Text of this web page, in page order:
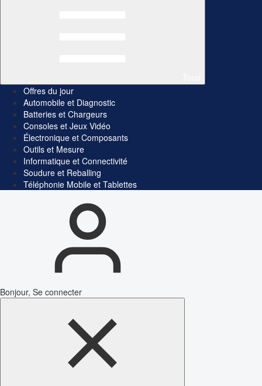
Offres du jour
Automobile et Diagnostic
Batteries et Chargeurs
Consoles et Jeux Vidéo
Électronique et Composants
Outils et Mesure
Informatique et Connectivité
Soudure et Reballing
Téléphonie Mobile et Tablettes
Bonjour, Se connecter